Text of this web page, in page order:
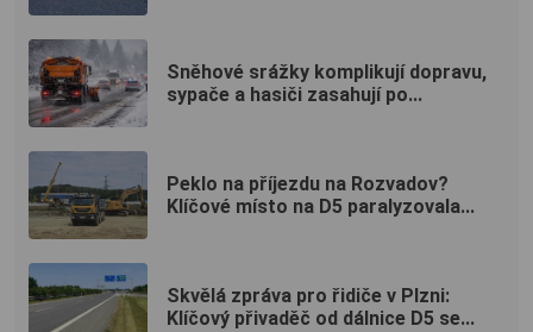
Sněhové srážky komplikují dopravu,
sypače a hasiči zasahují po...
Peklo na příjezdu na Rozvadov?
Klíčové místo na D5 paralyzovala...
Skvělá zpráva pro řidiče v Plzni:
Klíčový přivaděč od dálnice D5 se...